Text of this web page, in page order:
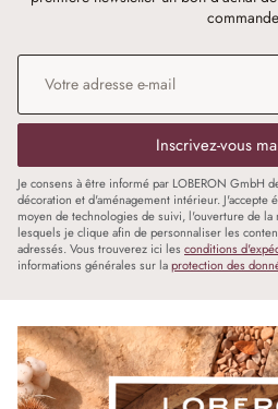
Adresse e-mail
Inscrivez-vous
Je consens à être informé par LOBERON GmbH
décoration et d'aménagement intérieur. J'accepte
moyen de technologies de suivi, l'ouverture de
lesquels je clique afin de personnaliser les
adressés. Vous trouverez ici les conditions
informations générales sur laprotection des